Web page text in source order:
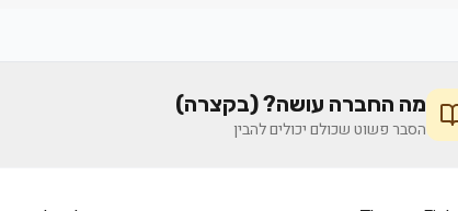
מה החברה עושה? (בקצרה)
הסבר פשוט שכולם יכולים להבין